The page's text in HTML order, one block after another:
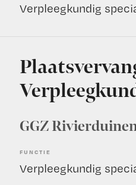
Verpleegkundig
GGZ
FUNCTIE
Verpleegkundig